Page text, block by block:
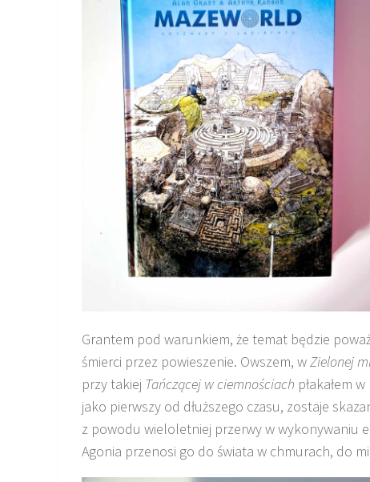
Grantem pod warunkiem, że temat będzie
śmierci przez powieszenie. Owszem, wZielonej
przy takiej Tańczącej w ciemnościach płakałem
jako pierwszy od dłuższego czasu, zostaje
z powodu wieloletniej przerwy w wykonywaniu
Agonia przenosi go do świata w chmurach, do